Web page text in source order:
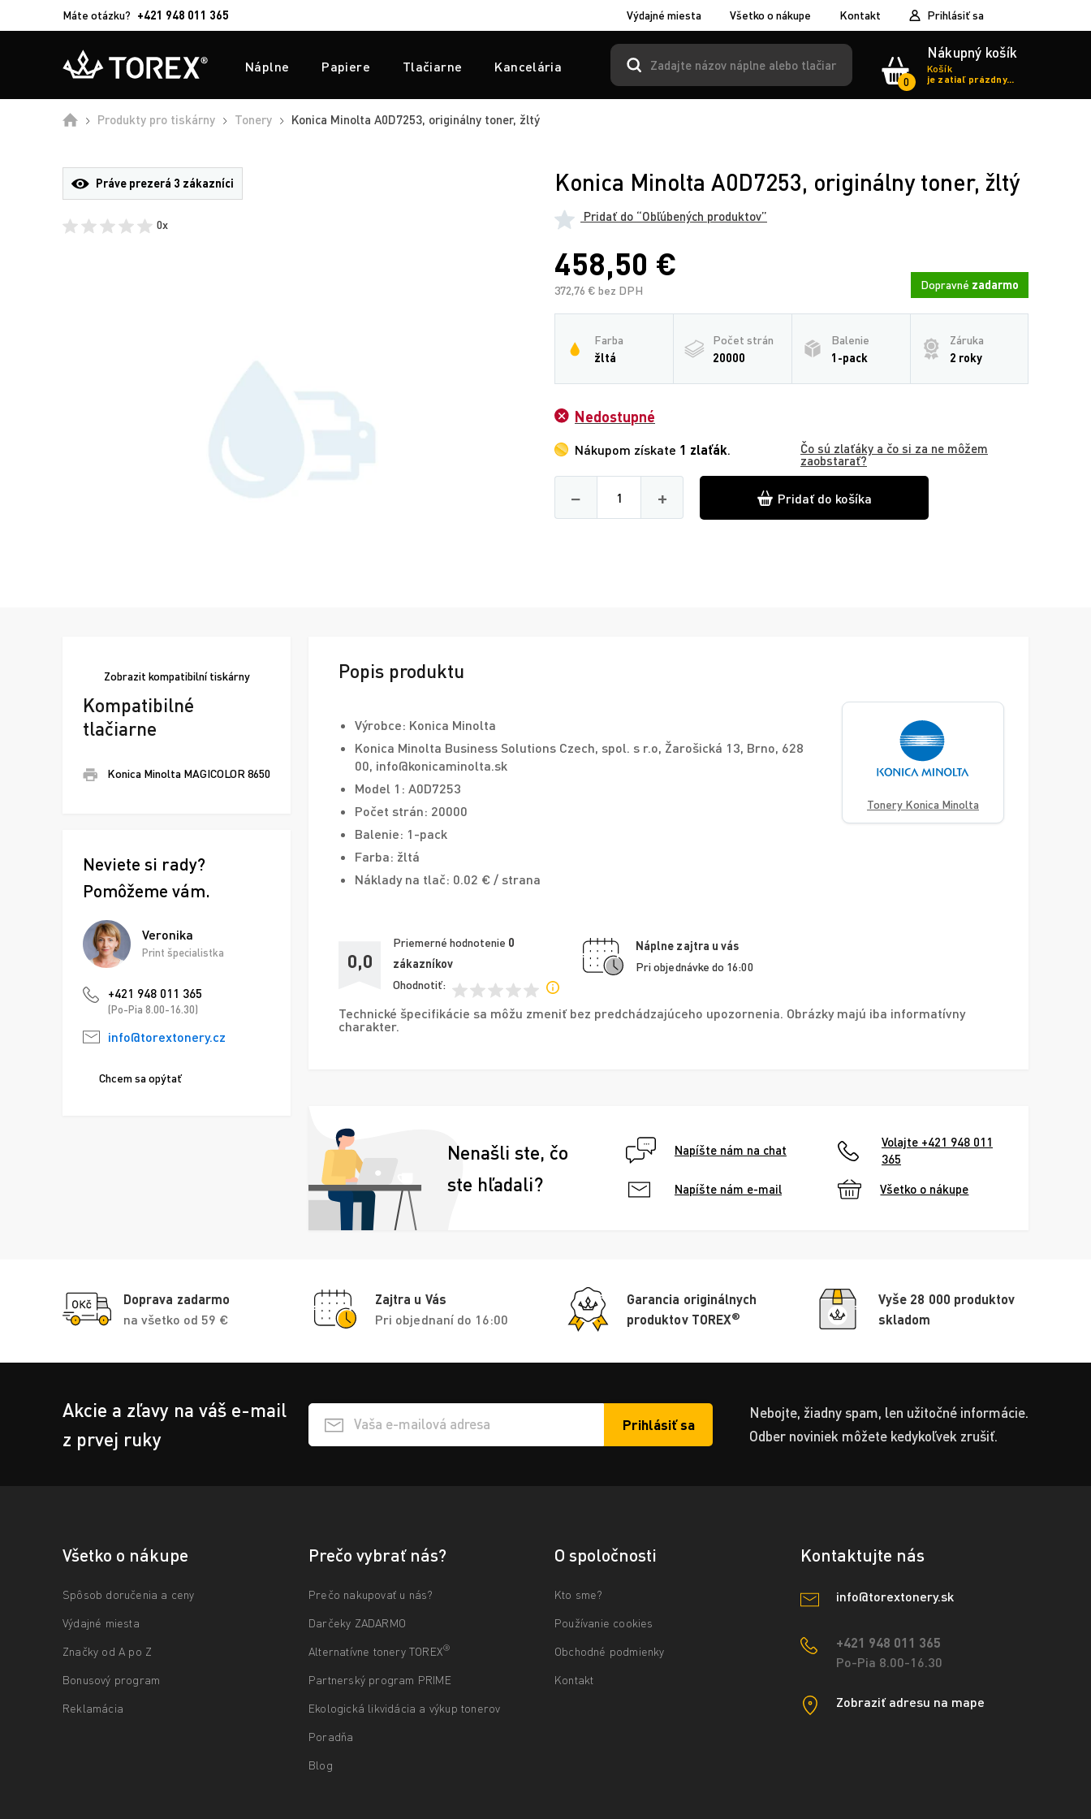
Máte otázku? +421 948 011 365 Výdajné miesta Všetko o nákupe Kontakt Prihlásiť sa
Náplne Papiere Tlačiarne Kancelária
0
Nákupný košík
Košík
je zatiaľ prázdny...
Produkty pro tiskárny Tonery Konica Minolta A0D7253, originálny toner, žltý
Práve prezerá 3 zákazníci
0x
Konica Minolta A0D7253, originálny toner, žltý
Pridať do “Obľúbených produktov”
458,50 €
372,76 € bez DPH Dopravné zadarmo
Farba
žltá
Počet strán
20000
Balenie
1-pack
Záruka
2 roky
Nedostupné
Nákupom získate 1 zlaťák.
Čo sú zlaťáky a čo si za ne môžem
zaobstarať?
−
Množství
+ Pridať do košíka
Zobrazit kompatibilní tiskárny
Kompatibilné
tlačiarne
Konica Minolta MAGICOLOR 8650
Neviete si rady?
Pomôžeme vám.
Veronika
Print špecialistka
+421 948 011 365
(Po-Pia 8.00-16.30)
info@torextonery.cz
Chcem sa opýtať
Popis produktu
Výrobce: Konica Minolta
Konica Minolta Business Solutions Czech, spol. s r.o, Žarošická 13, Brno, 628
00, info@konicaminolta.sk
Model 1: A0D7253
Počet strán: 20000
Balenie: 1-pack
Farba: žltá
Náklady na tlač: 0.02 € / strana
0,0
Priemerné hodnotenie 0
zákazníkov
Ohodnotiť:
Náplne zajtra u vás
Pri objednávke do 16:00
Tonery Konica Minolta
Technické špecifikácie sa môžu zmeniť bez predchádzajúceho upozornenia. Obrázky majú iba informatívny
charakter.
Nenašli ste, čo
ste hľadali?
Napíšte nám na chat
Volajte +421 948 011
365
Napíšte nám e-mail Všetko o nákupe
Doprava zadarmo
na všetko od 59 €
Zajtra u Vás
Pri objednaní do 16:00
Garancia originálnych
produktov TOREX®
Vyše 28 000 produktov
skladom
Akcie a zľavy na váš e-mail
z prvej ruky
Přihlášení e-mailu k odběru Prihlásiť sa
Nebojte, žiadny spam, len užitočné informácie.
Odber noviniek môžete kedykoľvek zrušiť.
Všetko o nákupe
Spôsob doručenia a ceny
Výdajné miesta
Značky od A po Z
Bonusový program
Reklamácia
Prečo vybrať nás?
Prečo nakupovať u nás?
Darčeky ZADARMO
Alternatívne tonery TOREX®
Partnerský program PRIME
Ekologická likvidácia a výkup tonerov
Poradňa
Blog
O spoločnosti
Kto sme?
Používanie cookies
Obchodné podmienky
Kontakt
Kontaktujte nás
info@torextonery.sk
+421 948 011 365
Po-Pia 8.00-16.30
Zobraziť adresu na mape